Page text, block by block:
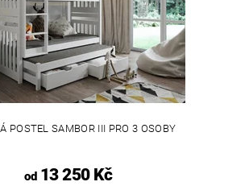
POSTEL SAMBOR III PRO 3 OSOBY
od13 250 Kč